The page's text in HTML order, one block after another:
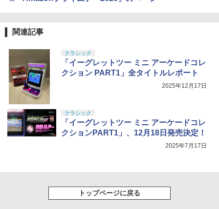
関連記事
クラシック
「イーグレットツー ミニ アーケードコレ
クション PART1」全タイトルレポート
2025年12月17日
クラシック
「イーグレットツー ミニ アーケードコレ
クションPART1」、12月18日発売決定！
2025年7月17日
トップページに戻る